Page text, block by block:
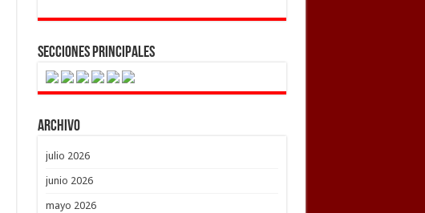
Secciones Principales
Archivo
julio 2026
junio 2026
mayo 2026